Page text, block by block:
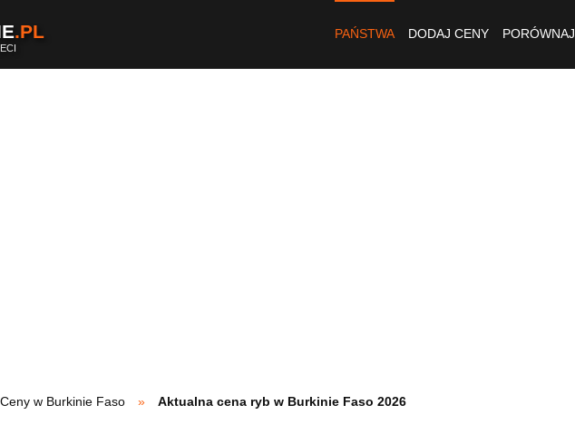
.PL PAŃSTWA DODAJ CENY PORÓWNAJ
Ceny w Burkinie Faso Aktualna cena ryb w Burkinie Faso 2026